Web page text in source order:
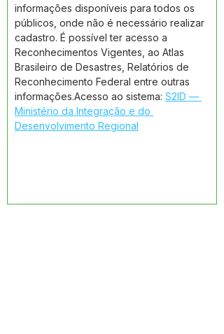
informações disponíveis para todos os
públicos, onde não é necessário realizar
cadastro. É possível ter acesso a
Reconhecimentos Vigentes, ao Atlas
Brasileiro de Desastres, Relatórios de
Reconhecimento Federal entre outras
informações.Acesso ao sistema: S2ID —
Ministério da Integração e do
Desenvolvimento Regional